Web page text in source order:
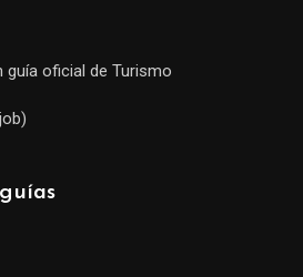
guía oficial de Turismo